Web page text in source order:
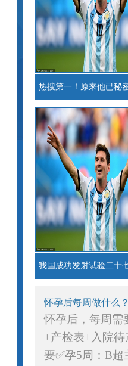
怀孕后每周做什么
怀孕后，每周需
+产检表+入院
要✅孕5周：B